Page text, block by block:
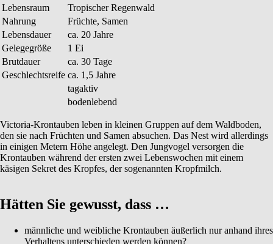
Lebensraum
Tropischer Regenwald
Nahrung
Früchte, Samen
Lebensdauer
ca. 20 Jahre
Gelegegröße
1 Ei
Brutdauer
ca. 30 Tage
Geschlechtsreife ca. 1,5 Jahre
tagaktiv
bodenlebend
Victoria-Krontauben leben in kleinen Gruppen auf dem Waldboden,
den sie nach Früchten und Samen absuchen. Das Nest wird allerdings
in einigen Metern Höhe angelegt. Den Jungvogel versorgen die
Krontauben während der ersten zwei Lebenswochen mit einem
käsigen Sekret des Kropfes, der sogenannten Kropfmilch.
Hätten Sie gewusst, dass …
männliche und weibliche Krontauben äußerlich nur anhand ihres
Verhaltens unterschieden werden können?